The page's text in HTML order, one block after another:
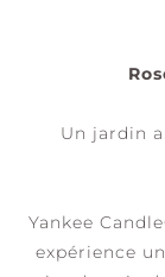
Un jardin
Yankee
expérience